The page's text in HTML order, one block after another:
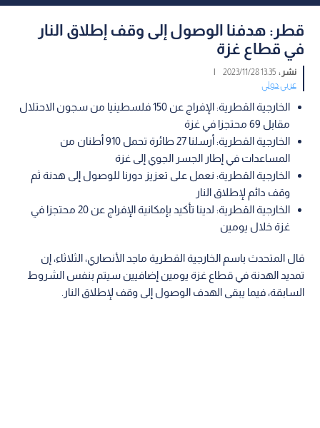
قطر: هدفنا الوصول إلى وقف إطلاق النار
في قطاع غزة
نشر :13:35 2023/11/28
|
عربي دولي
الخارجية القطرية: الإفراج عن 150 فلسطينيا من سجون الاحتلال
مقابل 69 محتجزا في غزة
الخارجية القطرية: أرسلنا 27 طائرة تحمل 910 أطنان من
المساعدات في إطار الجسر الجوي إلى غزة
الخارجية القطرية: نعمل على تعزيز دورنا للوصول إلى هدنة ثم
وقف دائم لإطلاق النار
الخارجية القطرية: لدينا تأكيد بإمكانية الإفراج عن 20 محتجزا في
غزة خلال يومين
قال المتحدث باسم الخارجية القطرية ماجد الأنصاري، الثلاثاء، إن
تمديد الهدنة في قطاع غزة يومين إضافيين سيتم بنفس الشروط
السابقة، فيما يبقى الهدف الوصول إلى وقف لإطلاق النار.